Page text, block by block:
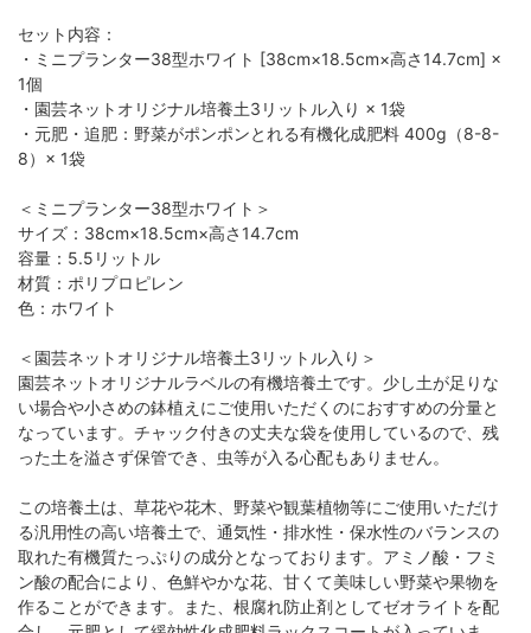
セット内容：
・ミニプランター38型ホワイト [38cm×18.5cm×高さ14.7cm] ×
1個
・園芸ネットオリジナル培養土3リットル入り × 1袋
・元肥・追肥：野菜がポンポンとれる有機化成肥料 400g（8-8-
8）× 1袋
＜ミニプランター38型ホワイト＞
サイズ：38cm×18.5cm×高さ14.7cm
容量：5.5リットル
材質：ポリプロピレン
色：ホワイト
＜園芸ネットオリジナル培養土3リットル入り＞
園芸ネットオリジナルラベルの有機培養土です。少し土が足りな
い場合や小さめの鉢植えにご使用いただくのにおすすめの分量と
なっています。チャック付きの丈夫な袋を使用しているので、残
った土を溢さず保管でき、虫等が入る心配もありません。
この培養土は、草花や花木、野菜や観葉植物等にご使用いただけ
る汎用性の高い培養土で、通気性・排水性・保水性のバランスの
取れた有機質たっぷりの成分となっております。アミノ酸・フミ
ン酸の配合により、色鮮やかな花、甘くて美味しい野菜や果物を
作ることができます。また、根腐れ防止剤としてゼオライトを配